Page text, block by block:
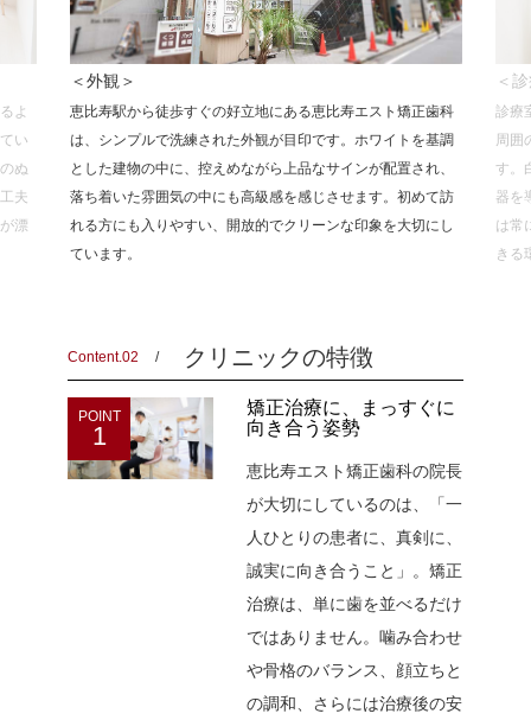
よ
い
ぬ
夫
漂
＜外観＞
恵比寿駅から徒歩すぐの好立地にある恵比寿エスト矯正歯科
は、シンプルで洗練された外観が目印です。ホワイトを基調
とした建物の中に、控えめながら上品なサインが配置され、
落ち着いた雰囲気の中にも高級感を感じさせます。初めて訪
れる方にも入りやすい、開放的でクリーンな印象を大切にし
ています。
＜
診療
周囲
す。
器を
は常
きる
Content.02 クリニックの特徴
POINT
1
矯正治療に、まっすぐに
向き合う姿勢
恵比寿エスト矯正歯科の院長
が大切にしているのは、「一
人ひとりの患者に、真剣に、
誠実に向き合うこと」。矯正
治療は、単に歯を並べるだけ
ではありません。噛み合わせ
や骨格のバランス、顔立ちと
の調和、さらには治療後の安